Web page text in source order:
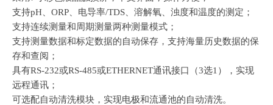
支持pH、ORP、电导率/TDS、溶解氧、浊度和温度的测定；
支持连续测量和周期测量两种测量模式；
支持测量数据和标定数据的自动保存，支持海量历史数据的保
存和查阅；
具有RS-232或RS-485或ETHERNET通讯接口（3选1），实现
远程通讯；
可选配自动清洗模块，实现电极和流通池的自动清洗。